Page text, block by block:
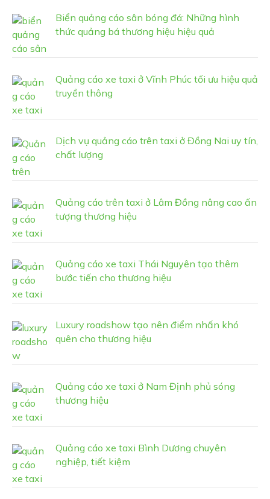
Biển quảng cáo sân bóng đá: Những hình
thức quảng bá thương hiệu hiệu quả
Quảng cáo xe taxi ở Vĩnh Phúc tối ưu hiệu quả
truyền thông
Dịch vụ quảng cáo trên taxi ở Đồng Nai uy tín,
chất lượng
Quảng cáo trên taxi ở Lâm Đồng nâng cao ấn
tượng thương hiệu
Quảng cáo xe taxi Thái Nguyên tạo thêm
bước tiến cho thương hiệu
Luxury roadshow tạo nên điểm nhấn khó
quên cho thương hiệu
Quảng cáo xe taxi ở Nam Định phủ sóng
thương hiệu
Quảng cáo xe taxi Bình Dương chuyên
nghiệp, tiết kiệm